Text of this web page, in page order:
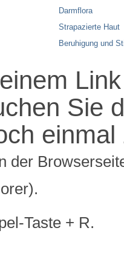
Darmflora
Strapazierte Haut
Beruhigung und
Sie
der
Taste + R.